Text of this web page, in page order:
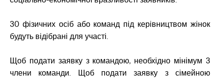
30 фізичних осіб або команд під керівництвом жінок
будуть відібрані для участі.
Щоб подати заявку з командою, необхідно мінімум 3
члени команди. Щоб подати заявку з сімейною